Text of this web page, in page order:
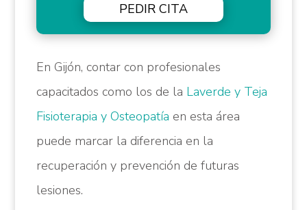
PEDIR CITA
En Gijón, contar con profesionales
capacitados como los de la Laverde y Teja
Fisioterapia y Osteopatía en esta área
puede marcar la diferencia en la
recuperación y prevención de futuras
lesiones.